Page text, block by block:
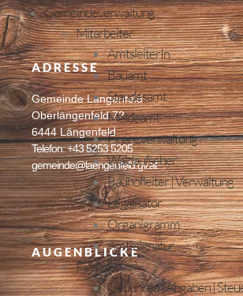
Gemeindeverwaltung
Mitarbeiter
AmtsleiterIn
Bauamt
Standesamt
Meldeamt
Finanzverwaltung
Waldaufseher
Bauhofleiter | Verwaltung
Legalisator
Organigramm
Amtssignatur
Finanzen
Gebühren | Abgaben |
ADRESSE
Gemeinde Längenfeld
Oberlängenfeld 72
6444 Längenfeld
Telefon: +43 5253 5205
gemeinde@laengenfeld.gv.at
AUGENBLICKE